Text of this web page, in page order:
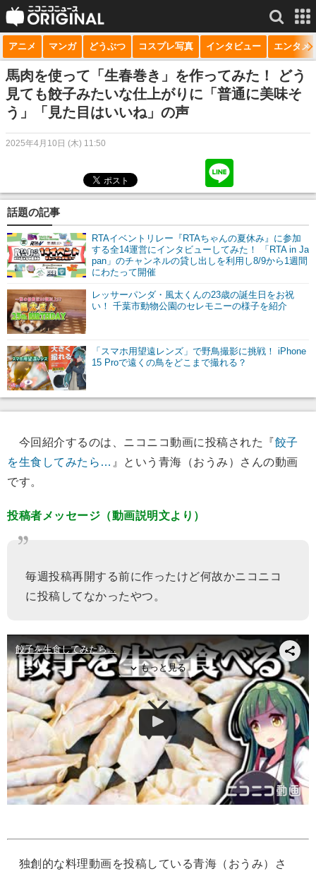
サービス一覧 もっと見る
niconico
動画
生放送
マンガ
ニコニコQ
アニメ マンガ どうぶつ コスプレ写真 インタビュー エンタメ
馬肉を使って「生春巻き」を作ってみた！ どう
見ても餃子みたいな仕上がりに「普通に美味そ
う」「見た目はいいね」の声
2025年4月10日 (木) 11:50
話題の記事
RTAイベントリレー『RTAちゃんの夏休み』に参加
する全14運営にインタビューしてみた！ 「RTA in Ja
pan」のチャンネルの貸し出しを利用し8/9から1週間
にわたって開催
レッサーパンダ・風太くんの23歳の誕生日をお祝
い！ 千葉市動物公園のセレモニーの様子を紹介
「スマホ用望遠レンズ」で野鳥撮影に挑戦！ iPhone
15 Proで遠くの鳥をどこまで撮れる？
今回紹介するのは、ニコニコ動画に投稿された『餃子
を生食してみたら… 』という青海（おうみ）さんの動画
です。
投稿者メッセージ（動画説明文より）
毎週投稿再開する前に作ったけど何故かニコニコ
に投稿してなかったやつ。
独創的な料理動画を投稿している青海（おうみ）さ